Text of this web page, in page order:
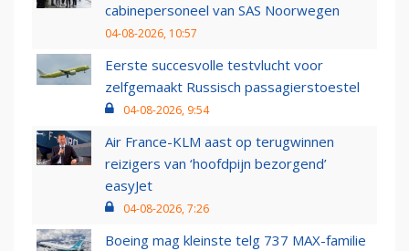
cabinepersoneel van SAS Noorwegen
04-08-2026, 10:57
Eerste succesvolle testvlucht voor
zelfgemaakt Russisch passagierstoestel
04-08-2026, 9:54
Air France-KLM aast op terugwinnen
reizigers van ‘hoofdpijn bezorgend’
easyJet
04-08-2026, 7:26
Boeing mag kleinste telg 737 MAX-familie